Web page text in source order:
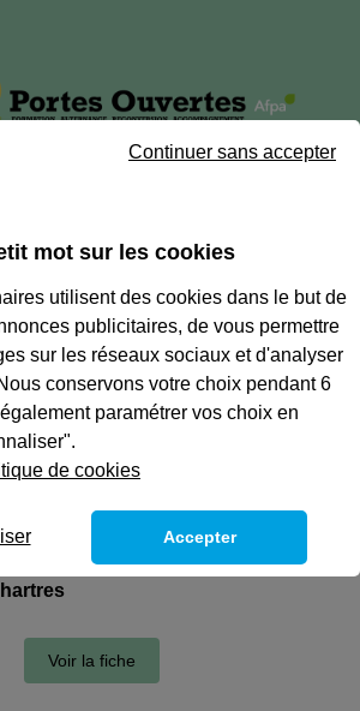
ouvertes 3 septembre 2026
de Loire
correspondent à votre
Voir la fiche
Voir la fiche
mot sur les cookies
utilisent des cookies dans le but de
publicitaires, de vous permettre
sur les réseaux sociaux et d'analyser
conservons votre choix pendant 6
paramétrer vos choix en
de cookies
Continuer sans accepter
Accepter